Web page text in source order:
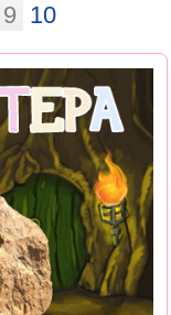
9 10